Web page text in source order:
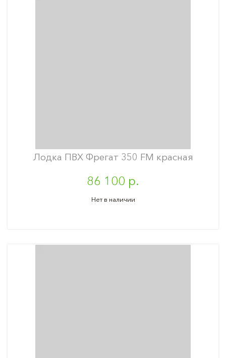
Лодка ПВХ Фрегат 350 FM красная
86 100 р.
Нет в наличии